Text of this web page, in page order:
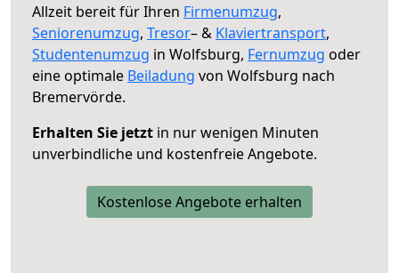
Allzeit bereit für Ihren Firmenumzug,
Seniorenumzug, Tresor– & Klaviertransport,
Studentenumzug in Wolfsburg, Fernumzug oder
eine optimale Beiladung von Wolfsburg nach
Bremervörde.
Erhalten Sie jetzt in nur wenigen Minuten
unverbindliche und kostenfreie Angebote.
Kostenlose Angebote erhalten